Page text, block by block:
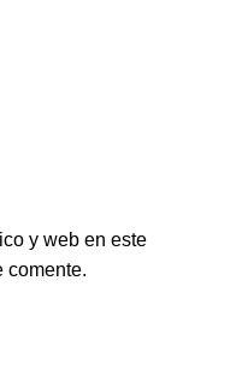
y web en este
comente.